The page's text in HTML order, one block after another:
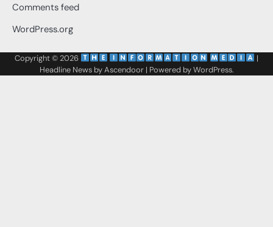
Comments feed
WordPress.org
Copyright © 2026
|
Headline News byAscendoor| Powered byWordPress.